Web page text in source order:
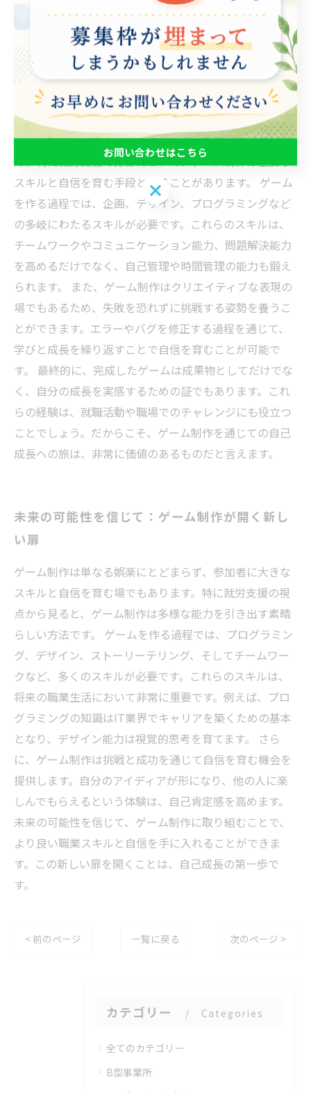
す。 ゲーム制作を通じて育まれるスキルは、就職活動や
職場での実務にも大きな影響を与えるため、ぜひ挑戦し
てみてください。
ゲーム制作から学ぶ人生の教訓：自己成長の旅
ゲーム制作は、単なる娯楽のための活動ではありませ
ん。特に就労支援の分野において、ゲーム制作は重要な
スキルと自信を育む手段となることがあります。 ゲーム
を作る過程では、企画、デザイン、プログラミングなど
の多岐にわたるスキルが必要です。これらのスキルは、
チームワークやコミュニケーション能力、問題解決能力
を高めるだけでなく、自己管理や時間管理の能力も鍛え
られます。 また、ゲーム制作はクリエイティブな表現の
場でもあるため、失敗を恐れずに挑戦する姿勢を養うこ
とができます。エラーやバグを修正する過程を通じて、
学びと成長を繰り返すことで自信を育むことが可能で
す。 最終的に、完成したゲームは成果物としてだけでな
く、自分の成長を実感するための証でもあります。これ
らの経験は、就職活動や職場でのチャレンジにも役立つ
ことでしょう。だからこそ、ゲーム制作を通じての自己
成長への旅は、非常に価値のあるものだと言えます。
未来の可能性を信じて：ゲーム制作が開く新し
い扉
ゲーム制作は単なる娯楽にとどまらず、参加者に大きな
スキルと自信を育む場でもあります。特に就労支援の視
点から見ると、ゲーム制作は多様な能力を引き出す素晴
らしい方法です。 ゲームを作る過程では、プログラミン
グ、デザイン、ストーリーテリング、そしてチームワー
クなど、多くのスキルが必要です。これらのスキルは、
将来の職業生活において非常に重要です。例えば、プロ
グラミングの知識はIT業界でキャリアを築くための基本
となり、デザイン能力は視覚的思考を育てます。 さら
に、ゲーム制作は挑戦と成功を通じて自信を育む機会を
提供します。自分のアイディアが形になり、他の人に楽
しんでもらえるという体験は、自己肯定感を高めます。
未来の可能性を信じて、ゲーム制作に取り組むことで、
より良い職業スキルと自信を手に入れることができま
す。この新しい扉を開くことは、自己成長の第一歩で
す。
< 前のページ 一覧に戻る 次のページ >
カテゴリー Categories
全てのカテゴリー
B型事業所
お問い合わせはこちら
お問い合わせはこちら